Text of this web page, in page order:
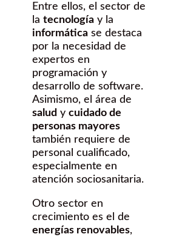
Entre ellos, el sector de
la tecnología y la
informática se destaca
por la necesidad de
expertos en
programación y
desarrollo de software.
Asimismo, el área de
salud y cuidado de
personas mayores
también requiere de
personal cualificado,
especialmente en
atención sociosanitaria.
Otro sector en
crecimiento es el de
energías renovables,